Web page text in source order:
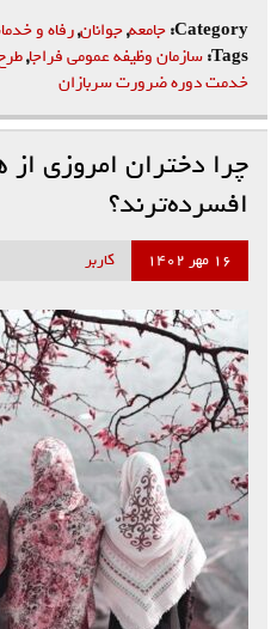
Category: جامعه,جوانان,رفاه و
Tags: سازمان وظیفه عمومی فراجا,
خدمت دوره ضرورت سربازان
چرا دختران امروزی
افسرده‌ترند؟
۱۶ مهر ۱۴۰۲ کاربر